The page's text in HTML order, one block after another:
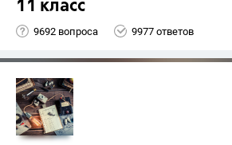
11 класс
9692 вопроса 9977 ответов